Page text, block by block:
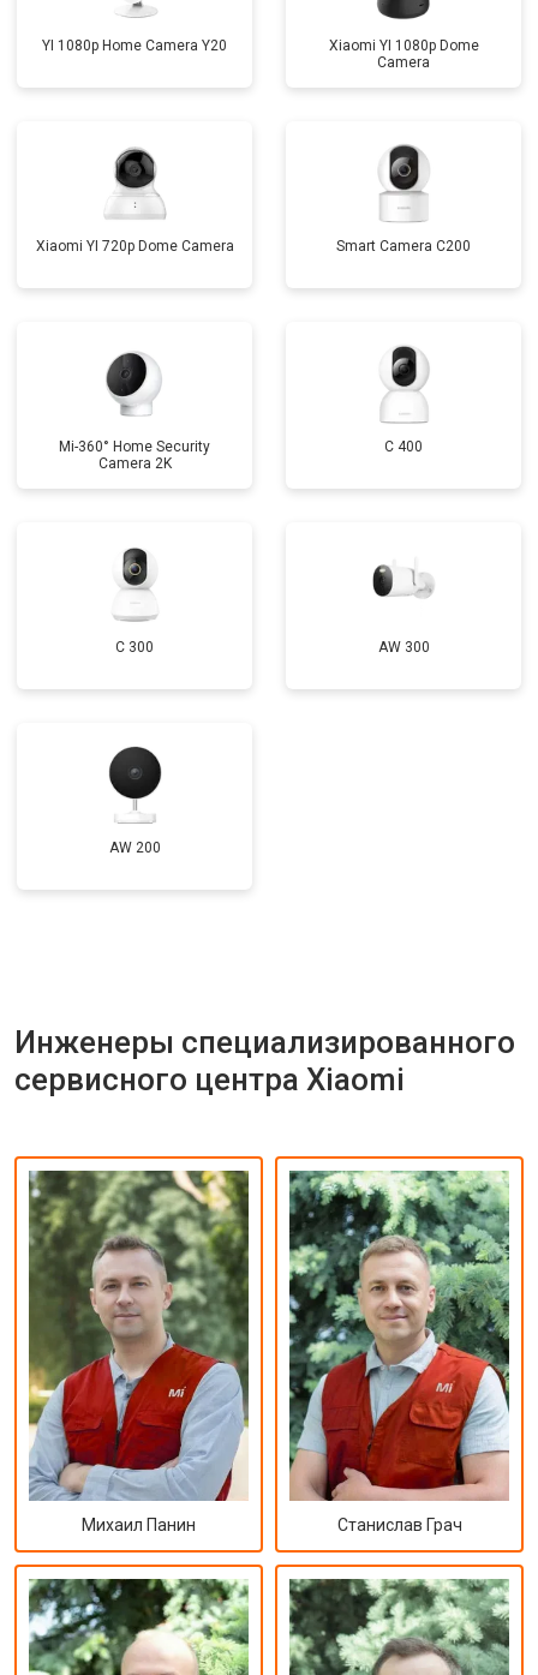
YI 1080p Home Camera Y20
Xiaomi YI 1080p Dome
Camera
Xiaomi YI 720p Dome Camera Smart Camera C200
Mi-360° Home Security
Camera 2K
C 400
C 300 AW 300
AW 200
Инженеры специализированного
сервисного центра Xiaomi
Михаил Панин Станислав Грач